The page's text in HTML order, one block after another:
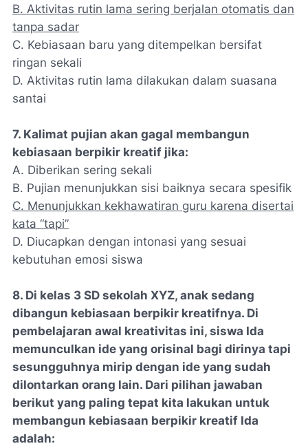
B. Aktivitas rutin lama sering berjalan otomatis dan
tanpa sadar
C. Kebiasaan baru yang ditempelkan bersifat
ringan sekali
D. Aktivitas rutin lama dilakukan dalam suasana
santai
7. Kalimat pujian akan gagal membangun
kebiasaan berpikir kreatif jika:
A. Diberikan sering sekali
B. Pujian menunjukkan sisi baiknya secara spesifik
C. Menunjukkan kekhawatiran guru karena disertai
kata “tapi”
D. Diucapkan dengan intonasi yang sesuai
kebutuhan emosi siswa
8. Di kelas 3 SD sekolah XYZ, anak sedang
dibangun kebiasaan berpikir kreatifnya. Di
pembelajaran awal kreativitas ini, siswa Ida
memunculkan ide yang orisinal bagi dirinya tapi
sesungguhnya mirip dengan ide yang sudah
dilontarkan orang lain. Dari pilihan jawaban
berikut yang paling tepat kita lakukan untuk
membangun kebiasaan berpikir kreatif Ida
adalah: